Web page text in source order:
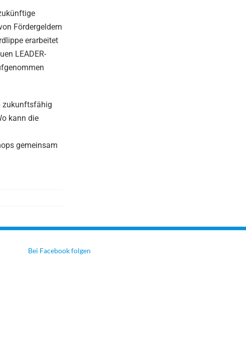
Fördergeldern
erarbeitet
LEADER-
zukunftsfähig
kann die
gemeinsam
Bei Facebook folgen